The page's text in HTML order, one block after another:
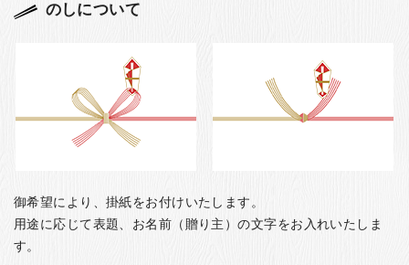
のしについて
御希望により、掛紙をお付けいたします。
用途に応じて表題、お名前（贈り主）の文字をお入れいたしま
す。